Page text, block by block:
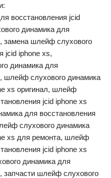
восстановления jcid
динамика для
замена шлейф слухового
jcid iphone xs,
динамика для
шлейф слухового динамика
xs оригинал, шлейф
jcid iphone xs
для восстановления
слухового динамика
xs для ремонта, шлейф
jcid iphone xs
динамика для
запчасти шлейф слухового